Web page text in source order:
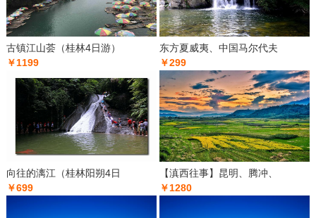
古镇江山荟（桂林4日游）
￥1199
东方夏威夷、中国马尔代夫
￥299
向往的漓江（桂林阳朔4日
￥699
【滇西往事】昆明、腾冲、
￥1280